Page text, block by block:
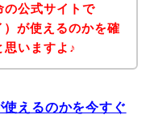
の公式サイトで
が使えるのかを確
いますよ♪
えるのかを今すぐ